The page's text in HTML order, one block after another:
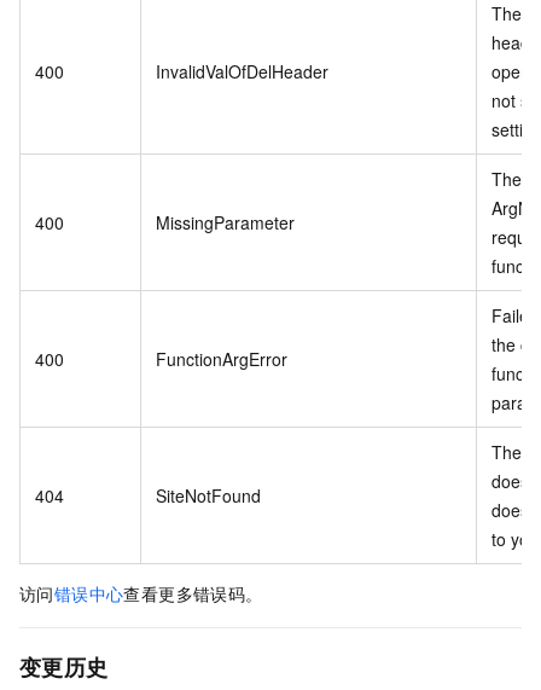
400 InvalidValOfDelHeader
The
not
400 MissingParameter
The
400 FunctionArgError
the
404 SiteNotFound
The
does
does
to
访问错误中心查看更多错误码。
变更历史